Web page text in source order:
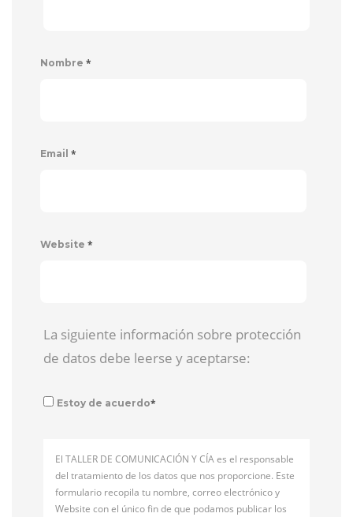
Nombre *
Email *
Website *
La siguiente información sobre protección
de datos debe leerse y aceptarse:
Estoy de acuerdo*
El TALLER DE COMUNICACIÓN Y CÍA es el responsable
del tratamiento de los datos que nos proporcione. Este
formulario recopila tu nombre, correo electrónico y
Website con el único fin de que podamos publicar los